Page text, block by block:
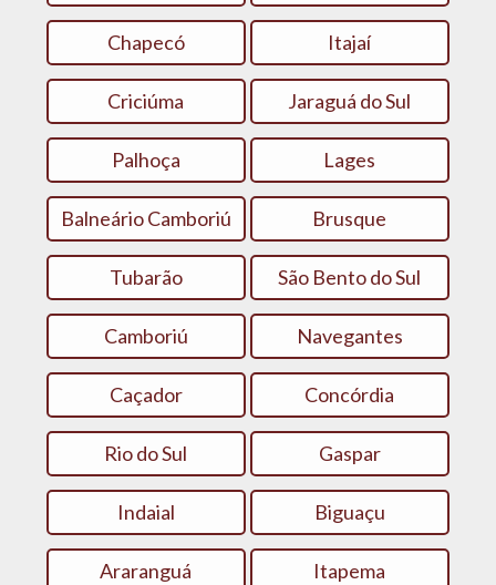
Chapecó Itajaí
Criciúma Jaraguá do Sul
Palhoça Lages
Balneário Camboriú Brusque
Tubarão São Bento do Sul
Camboriú Navegantes
Caçador Concórdia
Rio do Sul Gaspar
Indaial Biguaçu
Araranguá Itapema